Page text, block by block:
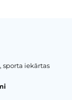
sporta iekārtas